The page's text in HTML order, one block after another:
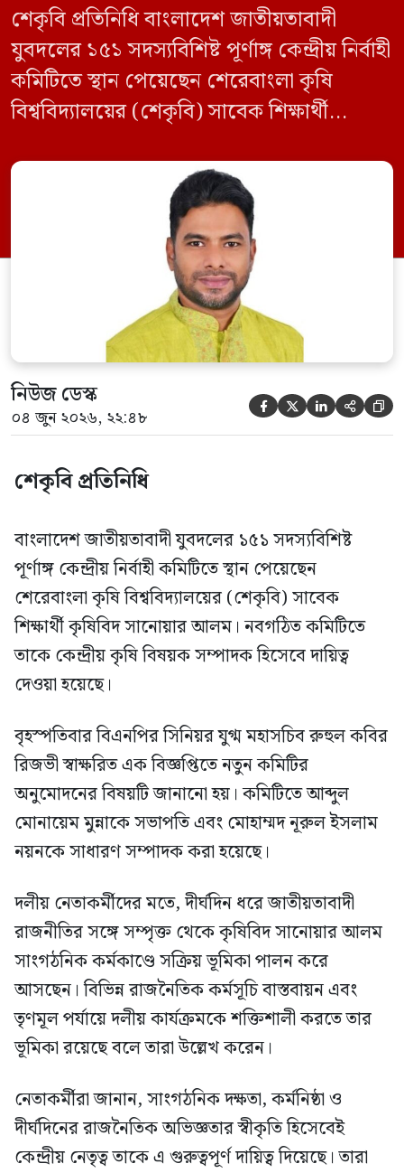
শেকৃবি প্রতিনিধি বাংলাদেশ জাতীয়তাবাদী
যুবদলের ১৫১ সদস্যবিশিষ্ট পূর্ণাঙ্গ কেন্দ্রীয় নির্বাহী
কমিটিতে স্থান পেয়েছেন শেরেবাংলা কৃষি
বিশ্ববিদ্যালয়ের (শেকৃবি) সাবেক শিক্ষার্থী
তাকে কেন্দ্রীয় কৃষি বিষয়ক সম্পাদক হিসেবে
দায়িত্ব দেওয়া হয়েছে। বৃহস্পতিবার বিএনপির
সিনিয়র যুগ্ম মহাসচিব রুহুল কবির রিজভী
স্বাক্ষরিত এক বিজ্ঞপ্তিতে নতুন কমিটির
অনুমোদনের বিষয়টি জানানো হয়। কমিটিতে
আব্দুল মোনায়েম মুন্নাকে সভাপতি […]
নিউজ ডেস্ক
০৪ জুন ২০২৬, ২২:৪৮     
শেকৃবি প্রতিনিধি
বাংলাদেশ জাতীয়তাবাদী যুবদলের ১৫১ সদস্যবিশিষ্ট
পূর্ণাঙ্গ কেন্দ্রীয় নির্বাহী কমিটিতে স্থান পেয়েছেন
শেরেবাংলা কৃষি বিশ্ববিদ্যালয়ের (শেকৃবি) সাবেক
শিক্ষার্থী কৃষিবিদ সানোয়ার আলম। নবগঠিত কমিটিতে
তাকে কেন্দ্রীয় কৃষি বিষয়ক সম্পাদক হিসেবে দায়িত্ব
দেওয়া হয়েছে।
বৃহস্পতিবার বিএনপির সিনিয়র যুগ্ম মহাসচিব রুহুল কবির
রিজভী স্বাক্ষরিত এক বিজ্ঞপ্তিতে নতুন কমিটির
অনুমোদনের বিষয়টি জানানো হয়। কমিটিতে আব্দুল
মোনায়েম মুন্নাকে সভাপতি এবং মোহাম্মদ নূরুল ইসলাম
নয়নকে সাধারণ সম্পাদক করা হয়েছে।
দলীয় নেতাকর্মীদের মতে, দীর্ঘদিন ধরে জাতীয়তাবাদী
রাজনীতির সঙ্গে সম্পৃক্ত থেকে কৃষিবিদ সানোয়ার আলম
সাংগঠনিক কর্মকাণ্ডে সক্রিয় ভূমিকা পালন করে
আসছেন। বিভিন্ন রাজনৈতিক কর্মসূচি বাস্তবায়ন এবং
তৃণমূল পর্যায়ে দলীয় কার্যক্রমকে শক্তিশালী করতে তার
ভূমিকা রয়েছে বলে তারা উল্লেখ করেন।
নেতাকর্মীরা জানান, সাংগঠনিক দক্ষতা, কর্মনিষ্ঠা ও
দীর্ঘদিনের রাজনৈতিক অভিজ্ঞতার স্বীকৃতি হিসেবেই
কেন্দ্রীয় নেতৃত্ব তাকে এ গুরুত্বপূর্ণ দায়িত্ব দিয়েছে। তারা